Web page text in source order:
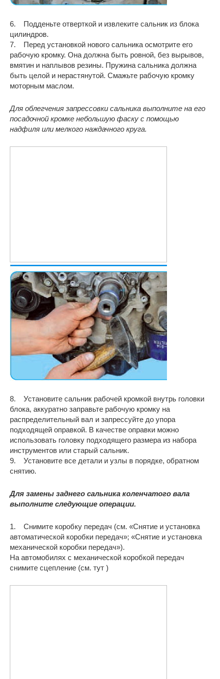
6. Подденьте отверткой и извлеките сальник из блока
цилиндров.
7. Перед установкой нового сальника осмотрите его
рабочую кромку. Она должна быть ровной, без вырывов,
вмятин и наплывов резины. Пружина сальника должна
быть целой и нерастянутой. Смажьте рабочую кромку
моторным маслом.
Для облегчения запрессовки сальника выполните на его
посадочной кромке небольшую фаску с помощью
надфиля или мелкого наждачного круга.
8. Установите сальник рабочей кромкой внутрь головки
блока, аккуратно заправьте рабочую кромку на
распределительный вал и запрессуйте до упора
подходящей оправкой. В качестве оправки можно
использовать головку подходящего размера из набора
инструментов или старый сальник.
9. Установите все детали и узлы в порядке, обратном
снятию.
Для замены заднего сальника коленчатого вала
выполните следующие операции.
1. Снимите коробку передач (см. «Снятие и установка
автоматической коробки передач»; «Снятие и установка
механической коробки передач»).
На автомобилях с механической коробкой передач
снимите сцепление (см. тут )